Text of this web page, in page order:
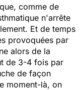
comme de
n'arrête
Et de temps
provoquées par
alors de la
de 3-4 fois par
de façon
moment-là, on